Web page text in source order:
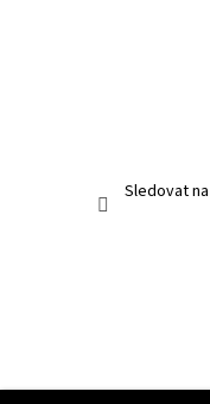
Sledovat